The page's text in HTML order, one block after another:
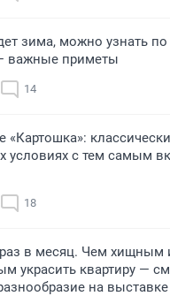
зима, можно узнать по
важные приметы
14
«Картошка»:
условиях с тем самым
18
в месяц. Чем хищным
украсить квартиру —
на